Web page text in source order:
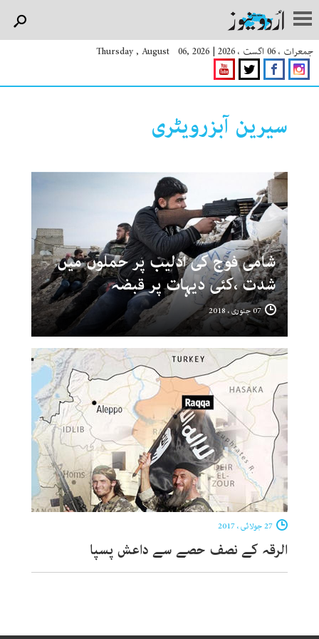
جمعرات ، 06 اگست ، 2026 |
Thursday , August 06, 2026
سیرین آبزرویٹری
شامی فوج کی ادلیب پر حملوں میں
شدت ،کئی دیہات پر قبضہ
07 جنوری ، 2018
الرقہ کے نصف حصے سے داعش پسپا